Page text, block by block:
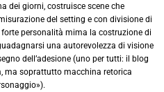
dei giorni, costruisce scene che
del setting e con divisione di
personalità mima la costruzione di
una autorevolezza di visione
dell’adesione (uno per tutti: il blog
ma soprattutto macchina retorica